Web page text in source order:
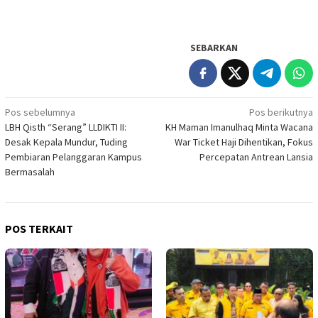
SEBARKAN
Navigasi
pos
Pos sebelumnya
LBH Qisth “Serang” LLDIKTI II:
Desak Kepala Mundur, Tuding
Pembiaran Pelanggaran Kampus
Bermasalah
Pos berikutnya
KH Maman Imanulhaq Minta Wacana
War Ticket Haji Dihentikan, Fokus
Percepatan Antrean Lansia
POS TERKAIT